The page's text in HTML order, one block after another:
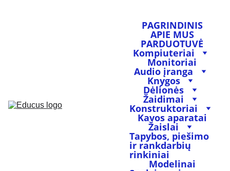
PAGRINDINIS
APIE MUS
PARDUOTUVĖ
Kompiuteriai
Monitoriai
Audio įranga
Knygos
Dėlionės
Žaidimai
Konstruktoriai
Kavos aparatai
Žaislai
Tapybos, piešimo
ir rankdarbių
rinkiniai
Modelinai